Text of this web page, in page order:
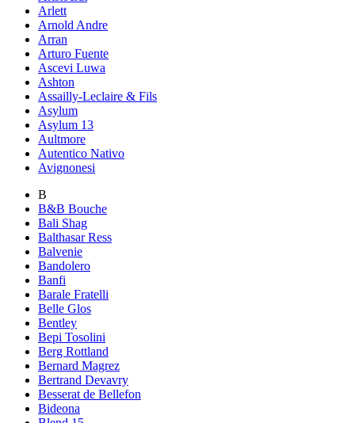
Arlett
Arnold Andre
Arran
Arturo Fuente
Ascevi Luwa
Ashton
Assailly-Leclaire & Fils
Asylum
Asylum 13
Aultmore
Autentico Nativo
Avignonesi
B
B&B Bouche
Bali Shag
Balthasar Ress
Balvenie
Bandolero
Banfi
Barale Fratelli
Belle Glos
Bentley
Bepi Tosolini
Berg Rottland
Bernard Magrez
Bertrand Devavry
Besserat de Bellefon
Bideona